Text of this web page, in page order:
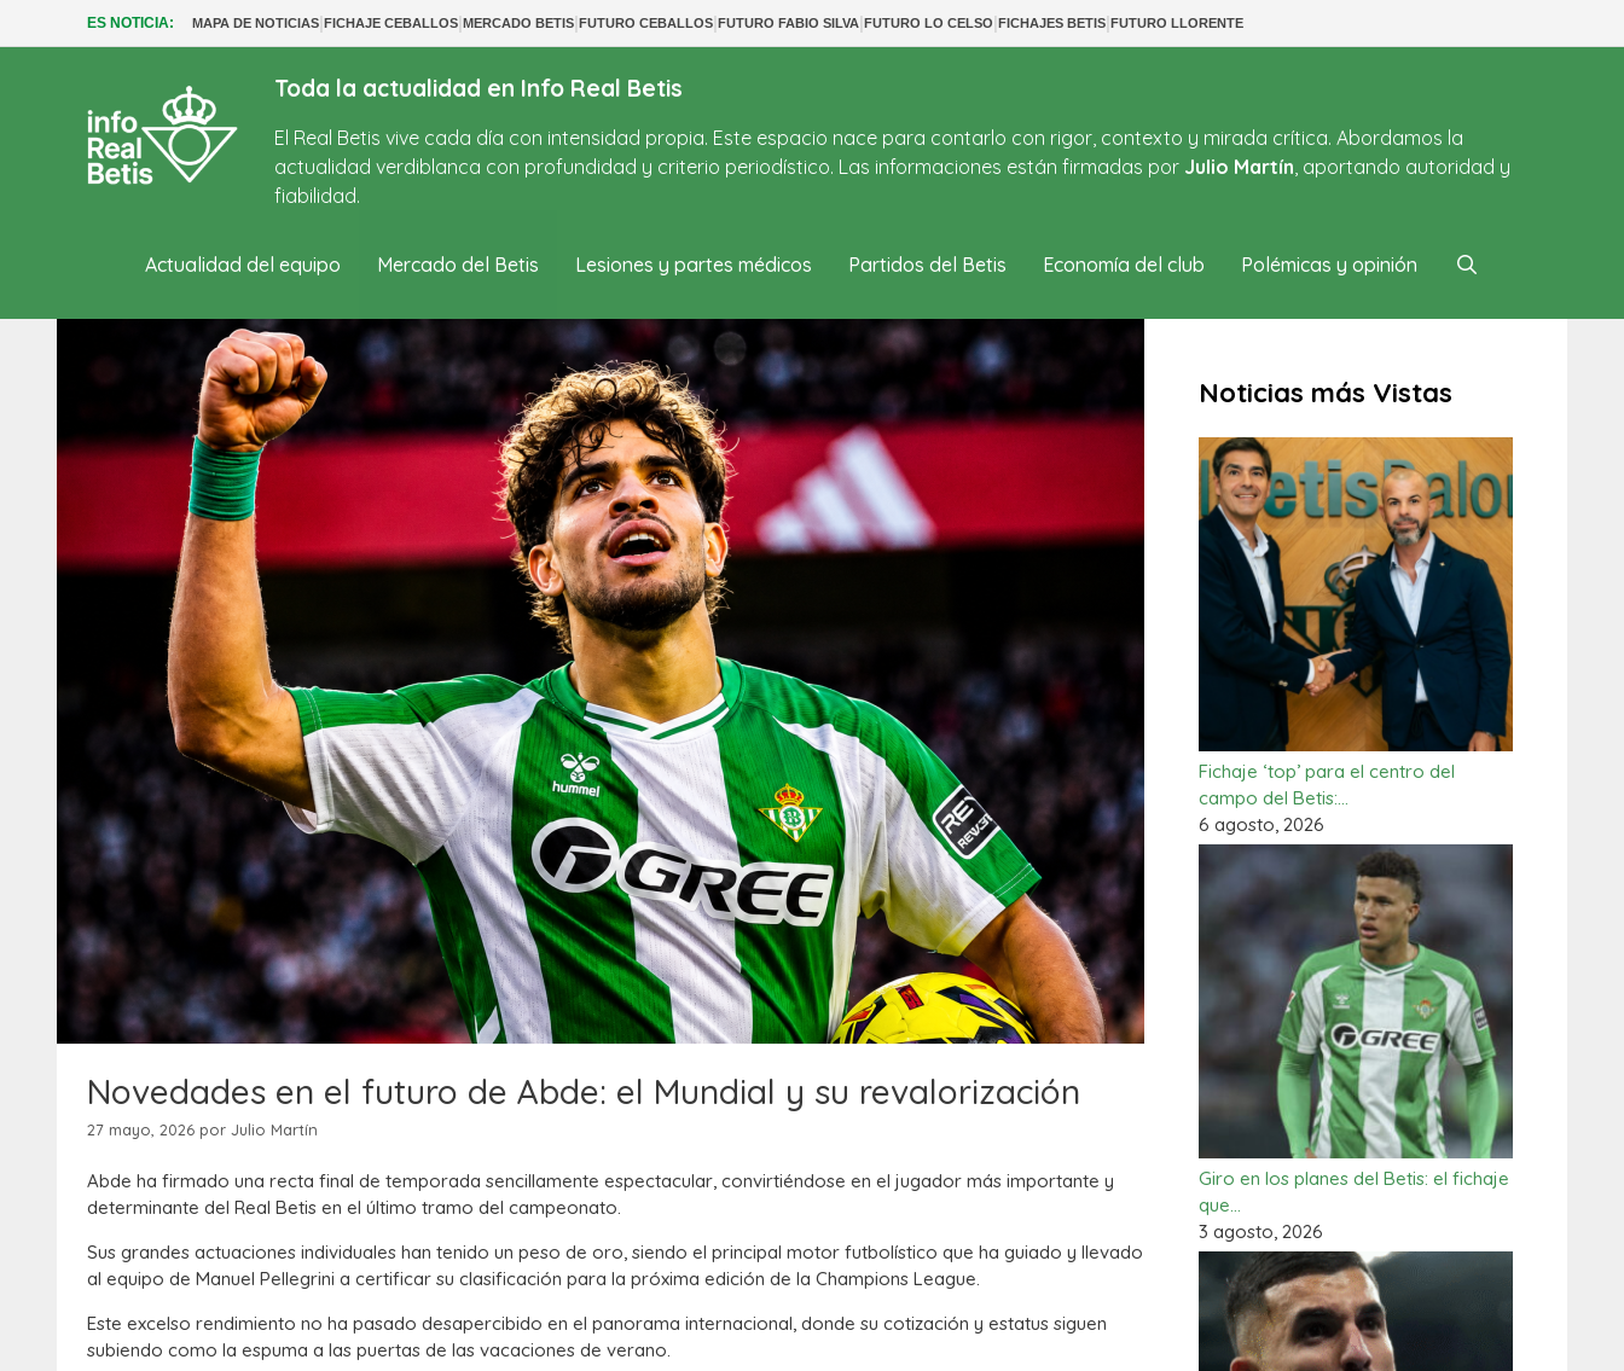
ES NOTICIA: MAPA DE NOTICIAS|FICHAJE CEBALLOS|MERCADO BETIS|FUTURO CEBALLOS|FUTURO FABIO SILVA|FUTURO LO CELSO|FICHAJES BETIS|FUTURO LLORENTE
Toda la actualidad en Info Real Betis
El Real Betis vive cada día con intensidad propia. Este espacio nace para contarlo con rigor, contexto y mirada crítica. Abordamos la
actualidad verdiblanca con profundidad y criterio periodístico. Las informaciones están firmadas por Julio Martín, aportando autoridad y
fiabilidad.
Actualidad del equipo Mercado del Betis Lesiones y partes médicos Partidos del Betis Economía del club Polémicas y opinión
Novedades en el futuro de Abde: el Mundial y su revalorización
27 mayo, 2026 por Julio Martín
Abde ha firmado una recta final de temporada sencillamente espectacular, convirtiéndose en el jugador más importante y
determinante del Real Betis en el último tramo del campeonato.
Sus grandes actuaciones individuales han tenido un peso de oro, siendo el principal motor futbolístico que ha guiado y llevado
al equipo de Manuel Pellegrini a certificar su clasificación para la próxima edición de la Champions League.
Este excelso rendimiento no ha pasado desapercibido en el panorama internacional, donde su cotización y estatus siguen
subiendo como la espuma a las puertas de las vacaciones de verano.
Noticias más Vistas
Fichaje ‘top’ para el centro del
campo del Betis:…
6 agosto, 2026
Giro en los planes del Betis: el fichaje
que…
3 agosto, 2026